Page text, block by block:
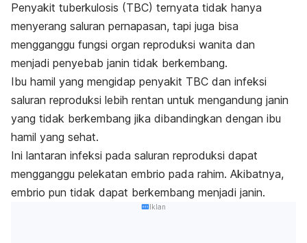
Penyakit tuberkulosis (TBC) ternyata tidak hanya
menyerang saluran pernapasan, tapi juga bisa
mengganggu fungsi organ reproduksi wanita dan
menjadi penyebab janin tidak berkembang.
Ibu hamil yang mengidap penyakit TBC dan infeksi
saluran reproduksi lebih rentan untuk mengandung janin
yang tidak berkembang jika dibandingkan dengan ibu
hamil yang sehat.
Ini lantaran infeksi pada saluran reproduksi dapat
mengganggu pelekatan embrio pada rahim. Akibatnya,
embrio pun tidak dapat berkembang menjadi janin.
Iklan